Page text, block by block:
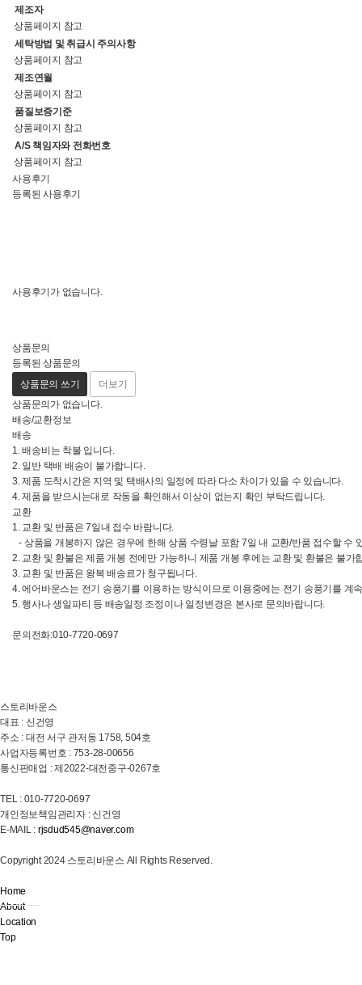
제조자
상품페이지 참고
세탁방법 및 취급시 주의사항
상품페이지 참고
제조연월
상품페이지 참고
품질보증기준
상품페이지 참고
A/S 책임자와 전화번호
상품페이지 참고
사용후기
등록된 사용후기
사용후기가 없습니다.
상품문의
등록된 상품문의
상품문의 쓰기
더보기
상품문의가 없습니다.
배송/교환정보
배송
1. 배송비는 착불 입니다.
2. 일반 택배 배송이 불가합니다.
3. 제품 도착시간은 지역 및 택배사의 일정에 따라 다소 차이가 있을 수 있습니다.
4. 제품을 받으시는대로 작동을 확인해서 이상이 없는지 확인 부탁드립니다.
교환
1. 교환 및 반품은 7일내 접수 바람니다.
- 상품을 개봉하지 않은 경우에 한해 상품 수령날 포함 7일 내 교환/반품 접수할 수
2. 교환 및 환불은 제품 개봉 전에만 가능하니 제품 개봉 후에는 교환 및 환불은 불가
3. 교환 및 반품은 왕복 배송료가 청구됩니다.
4. 에어바운스는 전기 송풍기를 이용하는 방식이므로 이용중에는 전기 송풍기를
5. 행사나 생일파티 등 배송일정 조정이나 일정변경은 본사로 문의바랍니다.
문의전화:010-7720-0697
스토리바운스
대표 : 신건영
주소 : 대전 서구 관저동 1758, 504호
사업자등록번호 : 753-28-00656
통신판매업 : 제2022-대전중구-0267호
TEL : 010-7720-0697
개인정보책임관리자 : 신건영
E-MAIL : rjsdud545@naver.com
Copyright 2024 스토리바운스 All Rights Reserved.
Home
About
Location
Top